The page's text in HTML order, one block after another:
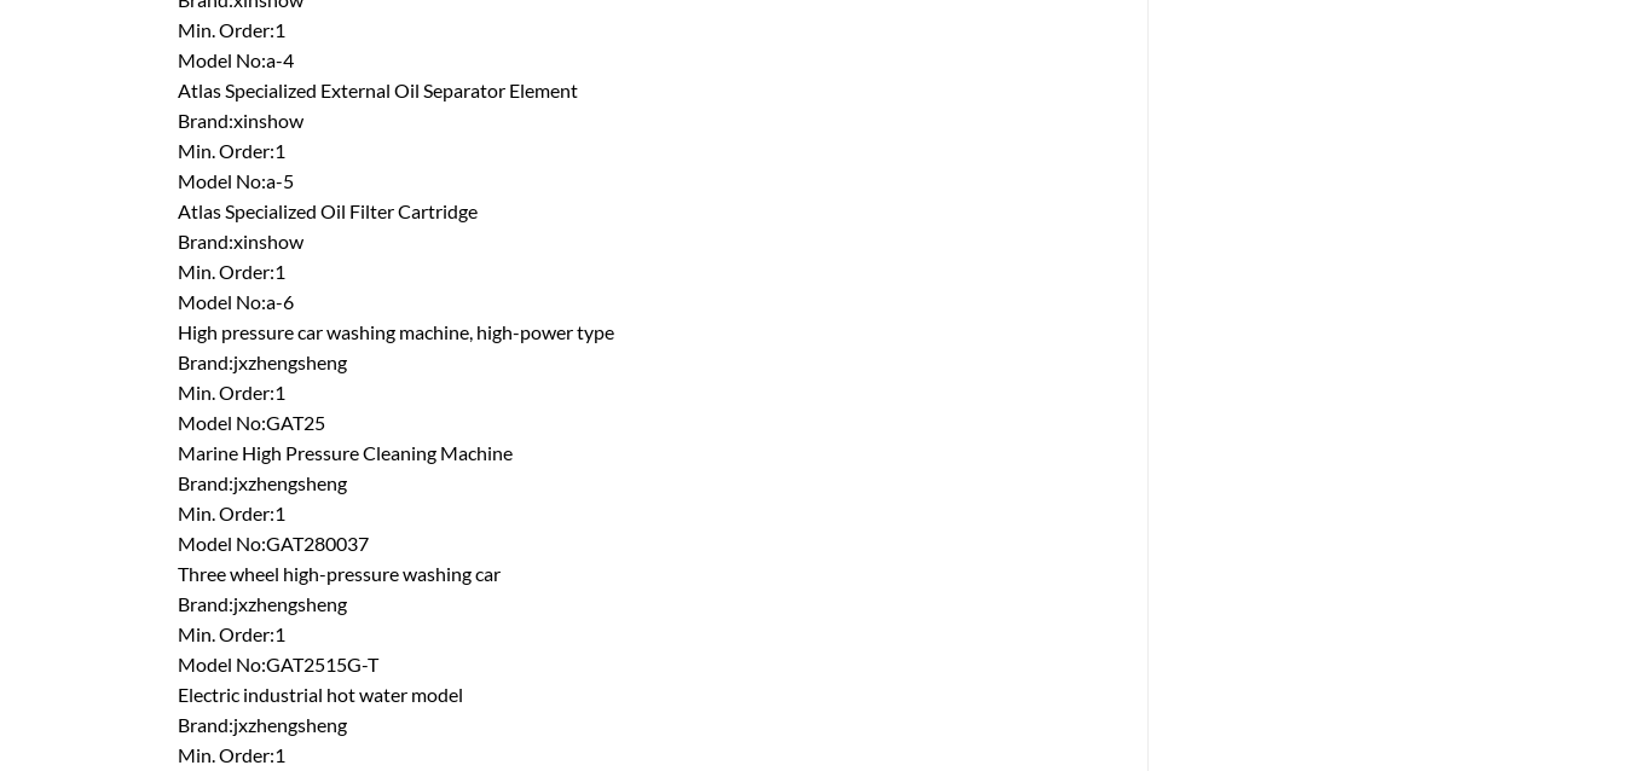
Min. Order:1
Model No:a-4
Atlas Specialized External Oil Separator Element
Brand:xinshow
Min. Order:1
Model No:a-5
Atlas Specialized Oil Filter Cartridge
Brand:xinshow
Min. Order:1
Model No:a-6
High pressure car washing machine, high-power type
Brand:jxzhengsheng
Min. Order:1
Model No:GAT25
Marine High Pressure Cleaning Machine
Brand:jxzhengsheng
Min. Order:1
Model No:GAT280037
Three wheel high-pressure washing car
Brand:jxzhengsheng
Min. Order:1
Model No:GAT2515G-T
Electric industrial hot water model
Brand:jxzhengsheng
Min. Order:1